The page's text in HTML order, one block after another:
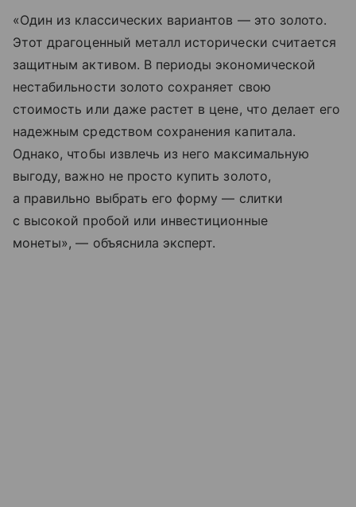
«Один из классических вариантов — это золото.
Этот драгоценный металл исторически считается
защитным активом. В периоды экономической
нестабильности золото сохраняет свою
стоимость или даже растет в цене, что делает его
надежным средством сохранения капитала.
Однако, чтобы извлечь из него максимальную
выгоду, важно не просто купить золото,
а правильно выбрать его форму — слитки
с высокой пробой или инвестиционные
монеты», — объяснила эксперт.